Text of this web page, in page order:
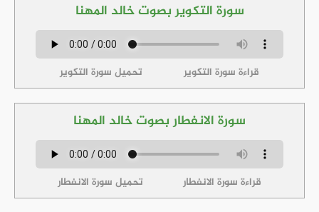
سورة التكوير بصوت خالد المهنا
قراءة سورة التكوير تحميل سورة التكوير
سورة الانفطار بصوت خالد المهنا
قراءة سورة الانفطار تحميل سورة الانفطار